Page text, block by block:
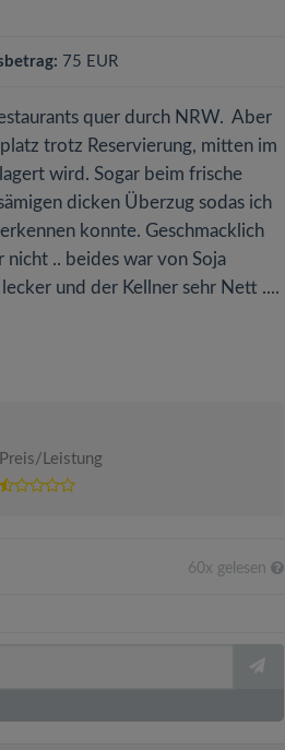
75 EUR
quer durch NRW. Aber
trotz Reservierung, mitten im
wird. Sogar beim frische
dicken Überzug sodas ich
konnte. Geschmacklich
nicht .. beides war von Soja
und der Kellner sehr Nett ....
Preis/Leistung
60x gelesen